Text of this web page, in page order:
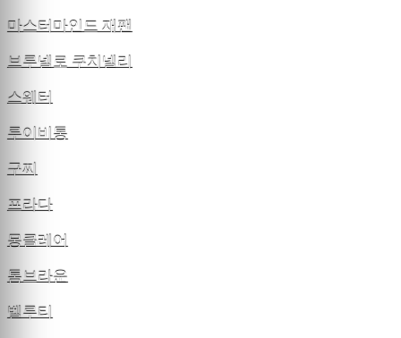
마스터마인드 재팬
브루넬로 쿠치넬리
스웨터
루이비통
구찌
프라다
몽클레어
톰브라운
벨루티